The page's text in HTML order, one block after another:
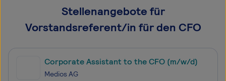
Stellenangebote für
Vorstandsreferent/in für den CFO
Corporate Assistant to the CFO (m/w/d)
Medios AG